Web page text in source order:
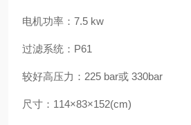
电机功率：7.5 kw
过滤系统：P61
较好高压力：225 bar或 330bar
尺寸：114×83×152(cm)